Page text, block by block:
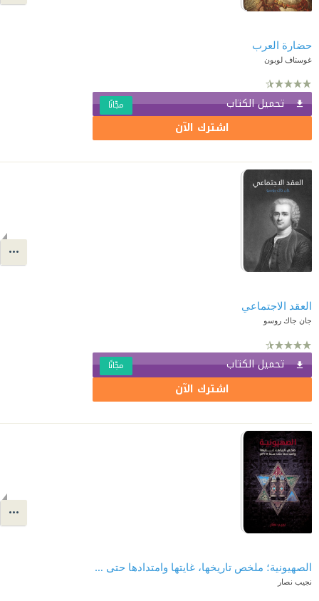
حضارة العرب
غوستاف لوبون
تحميل الكتاب مجّانًا
اشترك الآن
العقد الاجتماعي
جان جاك روسو
تحميل الكتاب مجّانًا
اشترك الآن
الصهيونية؛ ملخص تاريخها، غايتها وامتدادها حتى سنة 1905م
نجيب نصار